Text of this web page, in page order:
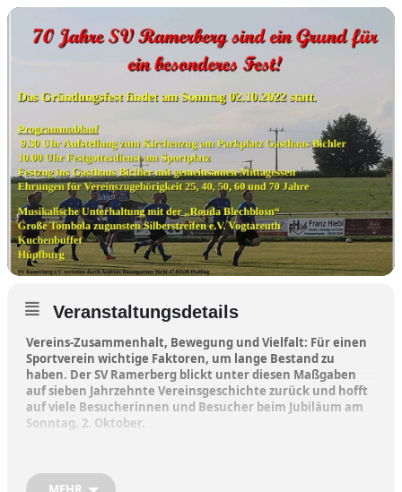
Veranstaltungsdetails
Vereins-Zusammenhalt, Bewegung und Vielfalt: Für einen
Sportverein wichtige Faktoren, um lange Bestand zu
haben. Der SV Ramerberg blickt unter diesen Maßgaben
auf sieben Jahrzehnte Vereinsgeschichte zurück und hofft
auf viele Besucherinnen und Besucher beim Jubiläum am
Sonntag, 2. Oktober.
sportlichen Ehrgeiz und geselligen, kameradschaftlichen